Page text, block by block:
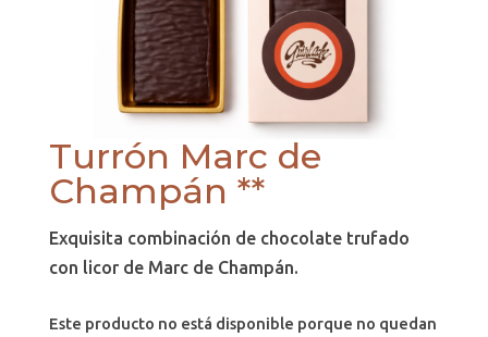
Turrón Marc de
Champán **
Exquisita combinación de chocolate trufado
con licor de Marc de Champán.
Este producto no está disponible porque no quedan